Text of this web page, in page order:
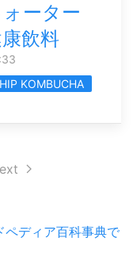
ーター
飲料
KOMBUCHA
ペディア百科事典で